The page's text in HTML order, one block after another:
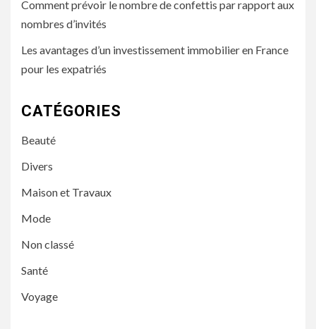
Comment prévoir le nombre de confettis par rapport aux
nombres d’invités
Les avantages d’un investissement immobilier en France
pour les expatriés
CATÉGORIES
Beauté
Divers
Maison et Travaux
Mode
Non classé
Santé
Voyage